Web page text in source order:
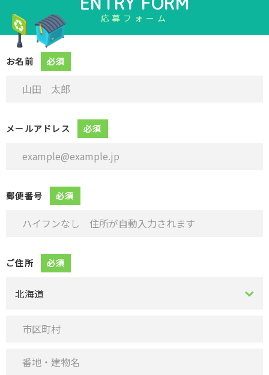
応募フォーム
お名前 必須
メールアドレス 必須
郵便番号 必須
ご住所 必須